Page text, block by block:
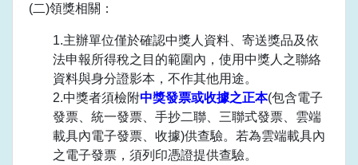
(二)領獎相關：
1.主辦單位僅於確認中獎人資料、寄送獎品及依
法申報所得稅之目的範圍內，使用中獎人之聯絡
資料與身分證影本，不作其他用途。
2.中獎者須檢附中獎發票或收據之正本(包含電子
發票、統一發票、手抄二聯、三聯式發票、雲端
載具內電子發票、收據)供查驗。若為雲端載具內
之電子發票，須列印憑證提供查驗。